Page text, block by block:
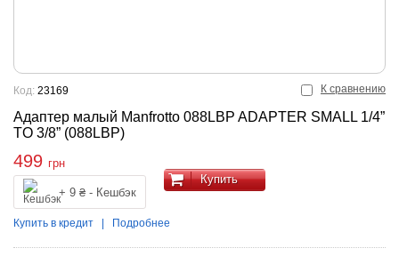
К сравнению
Адаптер малый Manfrotto 088LBP ADAPTER SMALL 1/4”
TO 3/8” (088LBP)
Код: 23169
499 грн
+ 9 ₴ - Кешбэк
Купить
Купить в кредит Подробнее